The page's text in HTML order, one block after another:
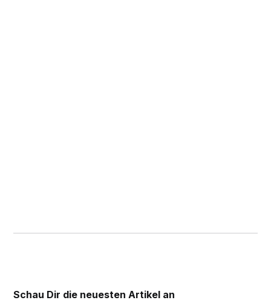
Schau Dir die neuesten Artikel an